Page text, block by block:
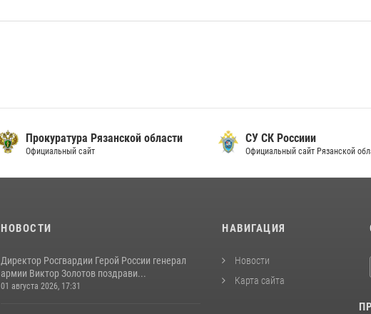
Прокуратура Рязанской области
Официальный сайт
СУ СК Россиии
Официальный сайт Рязанской
НОВОСТИ
Директор Росгвардии Герой России генерал
армии Виктор Золотов поздрави...
01 августа 2026, 17:31
НАВИГАЦИЯ
Новости
Карта сайта